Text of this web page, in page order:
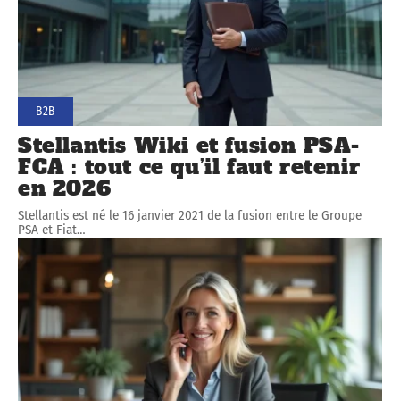
B2B
Stellantis Wiki et fusion PSA-
FCA : tout ce qu’il faut retenir
en 2026
Stellantis est né le 16 janvier 2021 de la fusion entre le Groupe
PSA et Fiat…